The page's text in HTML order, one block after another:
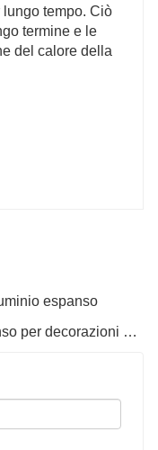
tempo. Ciò
termine e le
del calore della
espanso
Prossimo : Foglio di alluminio espanso per decorazioni domestiche